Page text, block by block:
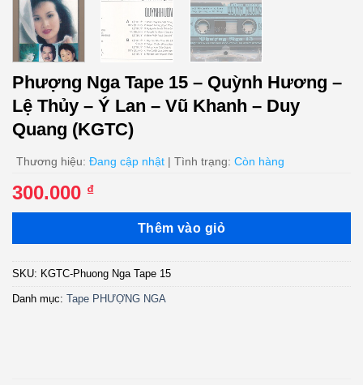
Phượng Nga Tape 15 – Quỳnh Hương –
Lệ Thủy – Ý Lan – Vũ Khanh – Duy
Quang (KGTC)
Thương hiệu: Đang cập nhật | Tình trạng: Còn hàng
300.000 ₫
Thêm vào giỏ
SKU: KGTC-Phuong Nga Tape 15
Danh mục: Tape PHƯỢNG NGA